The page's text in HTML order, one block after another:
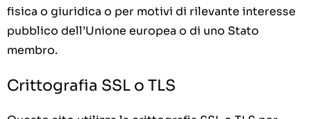
fisica o giuridica o per motivi di rilevante interesse
pubblico dell’Unione europea o di uno Stato
membro.
Crittografia SSL o TLS